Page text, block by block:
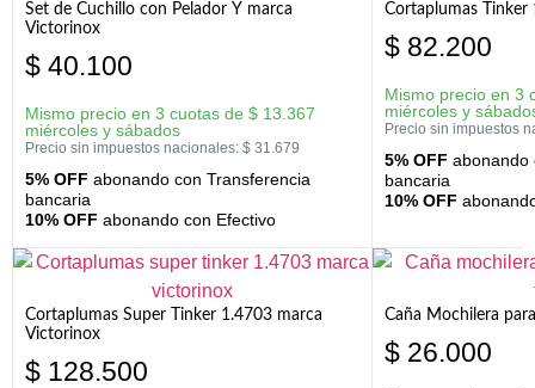
Set de Cuchillo con Pelador Y marca
Victorinox
$ 40.100
Mismo precio en 3 cuotas de $ 13.367
miércoles y sábados
Precio sin impuestos nacionales: $ 31.679
5% OFF abonando con Transferencia
bancaria
10% OFF abonando con Efectivo
Cortaplumas
$ 82.200
Mismo precio en 3
miércoles y
Precio sin impuestos
5% OFF abonando
bancaria
10% OFF
Cortaplumas Super Tinker 1.4703 marca
Victorinox
$ 128.500
Caña Mochilera
$ 26.000